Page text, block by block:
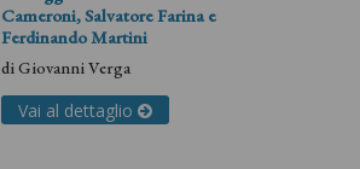
Cameroni, Salvatore Farina e
Ferdinando Martini
diGiovanni Verga
Vai al dettaglio